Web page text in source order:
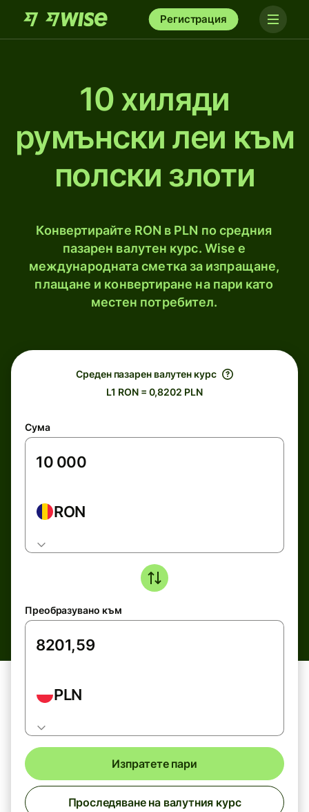
Регистрация
10 хиляди
румънски леи към
полски злоти
Конвертирайте RON в PLN по средния
пазарен валутен курс. Wise е
международната сметка за изпращане,
плащане и конвертиране на пари като
местен потребител.
Среден пазарен валутен курс
L1 RON = 0,8202 PLN
Сума
RON
Преобразувано към
PLN
Изпратете пари
Проследяване на валутния курс